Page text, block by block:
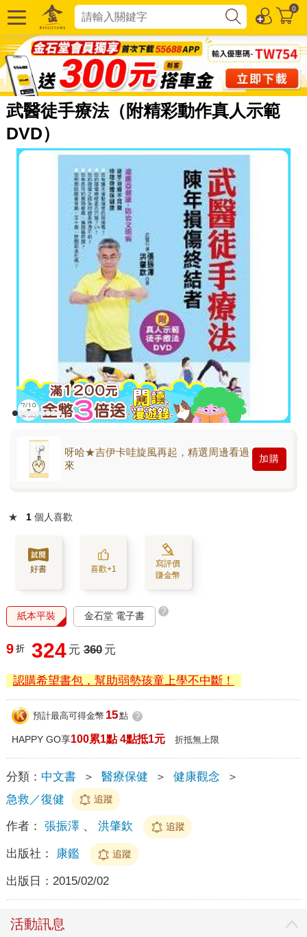
0
武醫徒手療法（附精彩動作真人示範
DVD）
呀哈★吉伊卡哇旋風再起，精選周邊看過
來
加購
★ 1 個人喜歡
好書 喜歡+1
寫評價
賺金幣
紙本平裝 金石堂 電子書 ?
9 折 324 元 360 元
認購希望書包，幫助弱勢孩童上學不中斷！
預計最高可得金幣 15點 ?
HAPPY GO享100累1點 4點抵1元 折抵無上限
分類： 中文書 ＞ 醫療保健 ＞ 健康觀念
＞
急救／復健
追蹤
作者： 張振澤、 洪肇欽 追蹤
出版社： 康鑑 追蹤
出版日： 2015/02/02
活動訊息